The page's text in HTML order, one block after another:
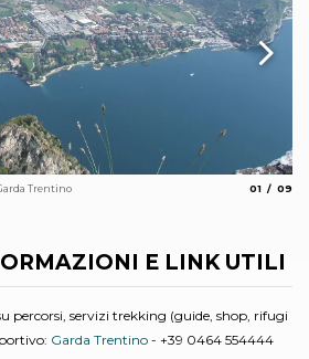
Trentino 01 09
E LINK UTILI
percorsi, servizi trekking (guide, shop, rifugi
Garda Trentino - +39 0464 554444